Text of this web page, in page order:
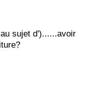
sujet d')......avoir